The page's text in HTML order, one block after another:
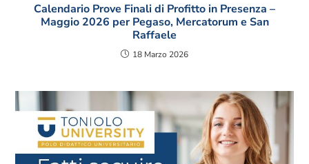
Calendario Prove Finali di Profitto in Presenza –
Maggio 2026 per Pegaso, Mercatorum e San
Raffaele
18 Marzo 2026